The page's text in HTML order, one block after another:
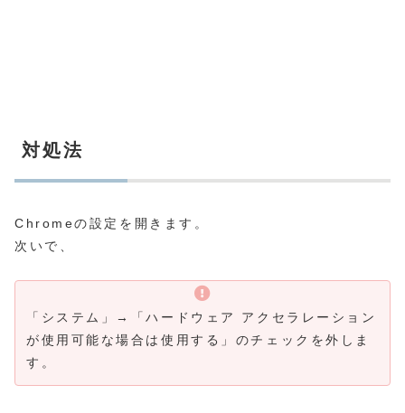
対処法
Chromeの設定を開きます。
次いで、
「システム」→「ハードウェア アクセラレーション
が使用可能な場合は使用する」のチェックを外しま
す。